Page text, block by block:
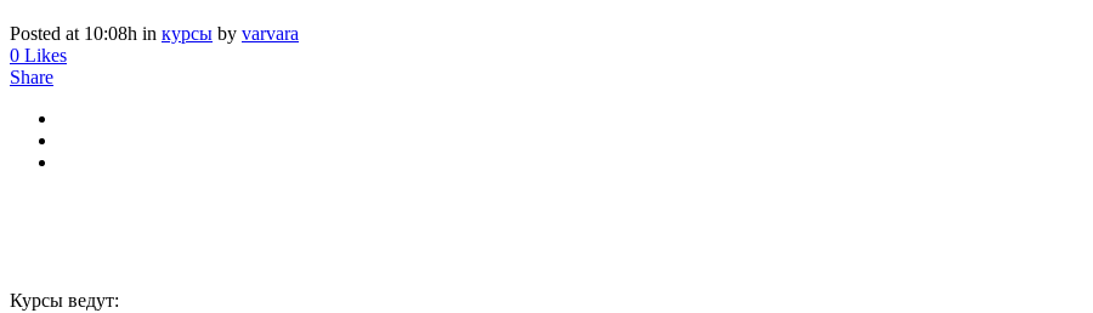
Posted at 10:08h in курсы by varvara
0 Likes
Share
Курсы ведут: